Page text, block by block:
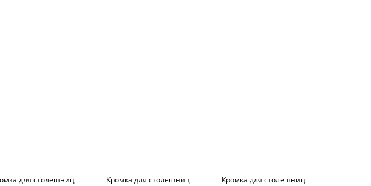
для столешниц
Кромка для столешниц
Кромка для столешниц